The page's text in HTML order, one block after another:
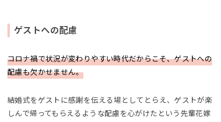
ゲストへの配慮
コロナ禍で状況が変わりやすい時代だからこそ、ゲストへの
配慮も欠かせません。
結婚式をゲストに感謝を伝える場としてとらえ、ゲストが楽
しんで帰ってもらえるような配慮を心がけたという先輩花嫁